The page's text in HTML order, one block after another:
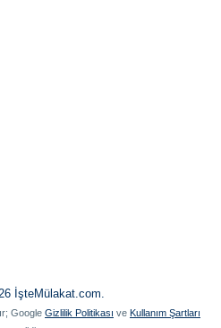
İşteMülakat.com.
Google Gizlilik Politikası ve Kullanım Şartları